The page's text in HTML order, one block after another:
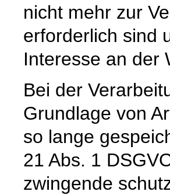
nicht mehr zur
erforderlich sind
Interesse an der
Bei der
Grundlage von
so lange
21 Abs. 1
zwingende